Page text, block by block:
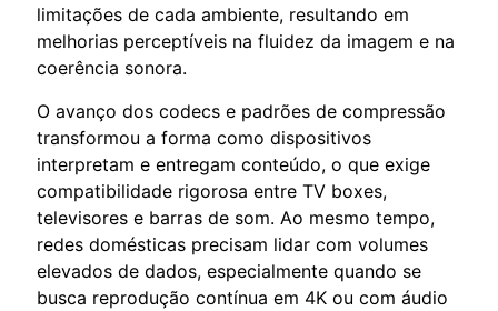
limitações de cada ambiente, resultando em
melhorias perceptíveis na fluidez da imagem e na
coerência sonora.
O avanço dos codecs e padrões de compressão
transformou a forma como dispositivos
interpretam e entregam conteúdo, o que exige
compatibilidade rigorosa entre TV boxes,
televisores e barras de som. Ao mesmo tempo,
redes domésticas precisam lidar com volumes
elevados de dados, especialmente quando se
busca reprodução contínua em 4K ou com áudio